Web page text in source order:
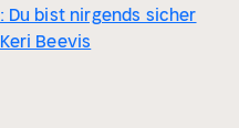
: Du bist nirgends sicher
Keri Beevis